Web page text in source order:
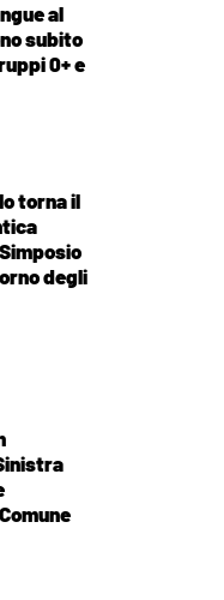
al
subito
0+ e
torna il
degli